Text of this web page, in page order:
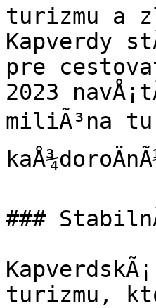
turizmu a
Kapverdy
pre
2023
miliÃ³na
###
turizmu,